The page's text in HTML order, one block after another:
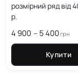
розмірний ряд від
р.
4 900 – 5 400 грн
4
Купити